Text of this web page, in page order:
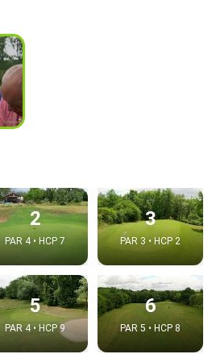
2
PAR 4 • HCP 7
3
PAR 3 • HCP 2
5
PAR 4 • HCP 9
6
PAR 5 • HCP 8